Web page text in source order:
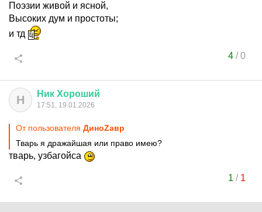
Поэзии живой и ясной,
Высоких дум и простоты;
и тд
4/0
Н Ник Хороший
17:51, 19.01.2026
От пользователя ДиноZавp
Тварь я дражайшая или право имею?
тварь, узбагойса
1 / 1